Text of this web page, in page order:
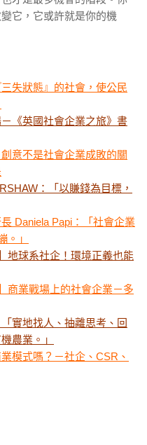
它，它或許就是你的機
失狀態』的社會，使公民
《英國社會企業之旅》書
意不是社會企業成敗的關
：「以賺錢為目標，
Daniela Papi：「社會企業
。」
地球系社企！環境正義也能
商業戰場上的社會企業－多
實地找人、抽離思考、回
農業。」
模式嗎？－社企、CSR、